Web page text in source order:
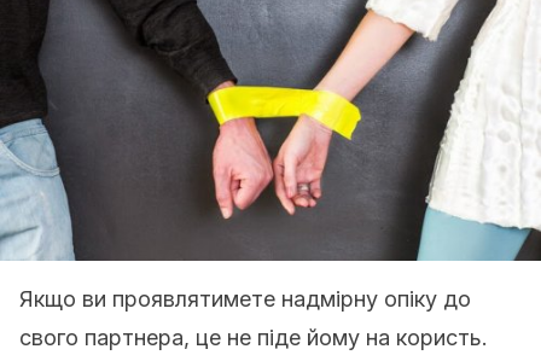
Якщо ви проявлятимете надмірну опіку до
свого партнера, це не піде йому на користь.